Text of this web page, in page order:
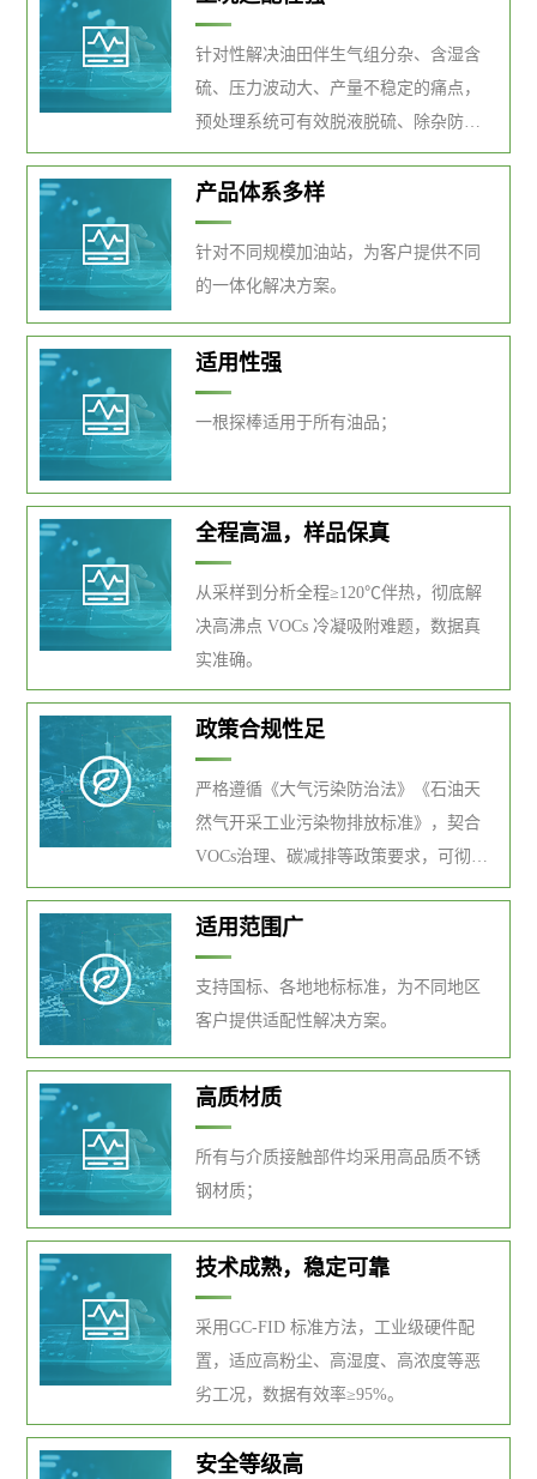
针对性解决油田伴生气组分杂、含湿含
硫、压力波动大、产量不稳定的痛点，
预处理系统可有效脱液脱硫、除杂防
堵，适配各类油田场站工况。
产品体系多样
针对不同规模加油站，为客户提供不同
的一体化解决方案。
适用性强
一根探棒适用于所有油品；
全程高温，样品保真
从采样到分析全程≥120℃伴热，彻底解
决高沸点 VOCs 冷凝吸附难题，数据真
实准确。
政策合规性足
严格遵循《大气污染防治法》《石油天
然气开采工业污染物排放标准》，契合
VOCs治理、碳减排等政策要求，可彻底
取缔放空散排，轻松通过环保验收与日
常督查。
适用范围广
支持国标、各地地标标准，为不同地区
客户提供适配性解决方案。
高质材质
所有与介质接触部件均采用高品质不锈
钢材质；
技术成熟，稳定可靠
采用GC-FID 标准方法，工业级硬件配
置，适应高粉尘、高湿度、高浓度等恶
劣工况，数据有效率≥95%。
安全等级高